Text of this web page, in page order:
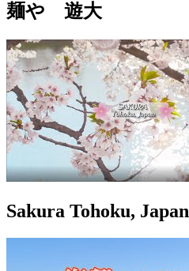
麺や 遊大
Sakura Tohoku, Japan